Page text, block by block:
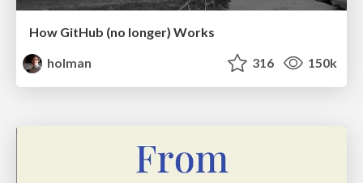
How GitHub (no longer) Works
holman
316 150k